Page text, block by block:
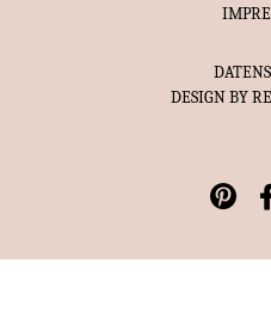
DESIGN BY